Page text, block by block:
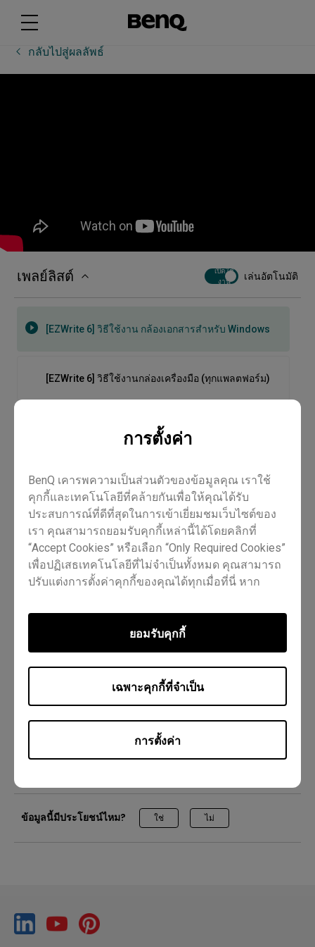
การตั้งค่า
BenQ เคารพความเป็นส่วนตัวของข้อมูลคุณ เราใช้
คุกกี้และเทคโนโลยีที่คล้ายกันเพื่อให้คุณได้รับ
ประสบการณ์ที่ดีที่สุดในการเข้าเยี่ยมชมเว็บไซต์ของ
เรา คุณสามารถยอมรับคุกกี้เหล่านี้ได้โดยคลิกที่
“Accept Cookies” หรือเลือก “Only Required Cookies”
เพื่อปฏิเสธเทคโนโลยีที่ไม่จำเป็นทั้งหมด คุณสามารถ
ปรับแต่งการตั้งค่าคุกกี้ของคุณได้ทุกเมื่อที่นี่ หาก
Policyและนโยบายความเป็นส่วนตัวของเรา
การตั้งค่า
เฉพาะคุกกี้ที่จำเป็น
ยอมรับคุกกี้
กลับไปสู่ผลลัพธ์
เพลย์ลิสต์
เปิดใช้
งาน
เล่นอัตโนมัติ
[EZWrite 6] วิธีใช้กล้องถ่ายเอกสารบน EZWrite 6
[EZWrite 6] วิธีใช้การรู้จำลายมือ
[EZWrite 6] วิธีใช้คุณสมบัติการแปล
[EZWrite 6] วิธีใช้งาน กล้องเอกสารสำหรับ Windows
[EZWrite 6] วิธีใช้งานกล่องเครื่องมือ (ทุกแพลตฟอร์ม)
[EZWrite 6] วิธีใช้ทางลัดขั้นสูง (Windows และเว็บ)
[EZWrite 6] วิธีใช้ไวท์บอร์ดบนคลาวด์ (ทุกแพลตฟอร์ม)
[EZWrite 6] วิธีติดตั้งและเปิดใช้งาน EZWrite 6 สำหรับ
Windows
[EZWrite 6] วิธีนำเข้าเนื้อหาของคุณ
[EZWrite 6] วิธีบันทึกและส่งออก
[EZWrite 6] วิธีสตรีมบน YouTube Live (Windows และ
[InstaShare 2] วิธีจัดการเซสชันบน InstaShare 2
[EZWrite 6] วิธีใช้งาน กล้องเอกสาร
สำหรับ Windows
การสอน การเรียนทางไกล EZWrite 6 Pro RP02
Essential RE01
เทรนเนอร์
ข้อมูลนี้มีประโยชน์ไหม? ใช่ ไม่